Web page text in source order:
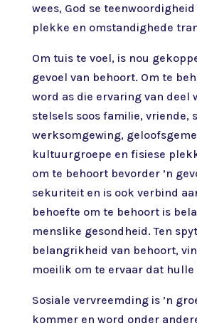
wees, God se
plekke en omstandighede
Om tuis te voel, is nou
gevoel van behoort. Om te
word as die ervaring van deel
stelsels soos familie, vriende,
werksomgewing,
kultuurgroepe en fisiese
om te behoort bevorder ’n
sekuriteit en is ook verbind
behoefte om te behoort is
menslike gesondheid. Ten
belangrikheid van behoort,
moeilik om te ervaar dat hulle
Sosiale vervreemding is ’n
kommer en word onder